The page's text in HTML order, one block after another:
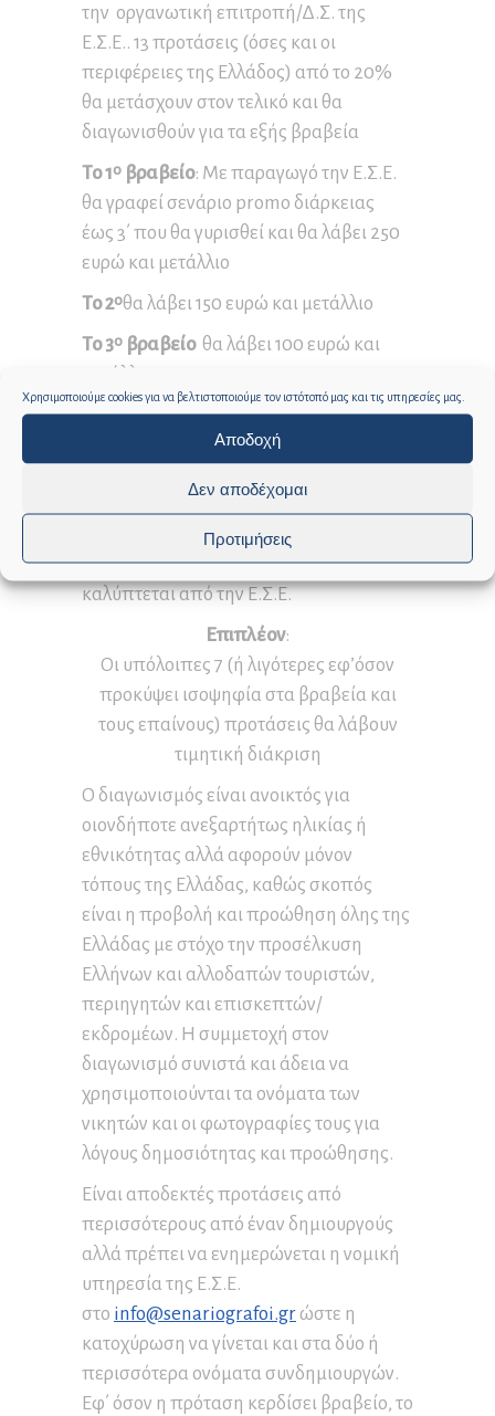
Χρησιμοποιούμε cookies για να βελτιστοποιούμε τον ιστότοπό μας και τις υπηρεσίες μας.
Αποδοχή
Δεν αποδέχομαι
Προτιμήσεις
την οργανωτική επιτροπή/Δ.Σ. της
Ε.Σ.Ε.. 13 προτάσεις (όσες και οι
περιφέρειες της Ελλάδος) από το 20%
θα μετάσχουν στον τελικό και θα
διαγωνισθούν για τα εξής βραβεία
Το 1ο βραβείο: Με παραγωγό την Ε.Σ.Ε.
θα γραφεί σενάριο promo διάρκειας
έως 3΄ που θα γυρισθεί και θα λάβει 250
ευρώ και μετάλλιο
Το 2οθα λάβει 150 ευρώ και μετάλλιο
Το 3ο βραβείοθα λάβει 100 ευρώ και
μετάλλιο
Τρεις έπαινοι
Οι τρεις αυτοί έπαινοι δικαιούνται να
επόμενο διαγωνισμό της Ε.Σ.Ε. άνευ
καταβολής του αντίστοιχου αντιτίμου
κατοχύρωσης καθώς αυτό θα
καλύπτεται από την Ε.Σ.Ε.
Επιπλέον:
Οι υπόλοιπες 7 (ή λιγότερες εφ’όσον
προκύψει ισοψηφία στα βραβεία και
τους επαίνους) προτάσεις θα λάβουν
τιμητική διάκριση
Ο διαγωνισμός είναι ανοικτός για
οιονδήποτε ανεξαρτήτως ηλικίας ή
εθνικότητας αλλά αφορούν μόνον
τόπους της Ελλάδας, καθώς σκοπός
είναι η προβολή και προώθηση όλης της
Ελλάδας με στόχο την προσέλκυση
Ελλήνων και αλλοδαπών τουριστών,
περιηγητών και επισκεπτών/
εκδρομέων. Η συμμετοχή στον
διαγωνισμό συνιστά και άδεια να
χρησιμοποιούνται τα ονόματα των
νικητών και οι φωτογραφίες τους για
λόγους δημοσιότητας και προώθησης.
Είναι αποδεκτές προτάσεις από
περισσότερους από έναν δημιουργούς
αλλά πρέπει να ενημερώνεται η νομική
υπηρεσία της Ε.Σ.Ε.
στο info@senariografoi.gr ώστε η
κατοχύρωση να γίνεται και στα δύο ή
περισσότερα ονόματα συνδημιουργών.
Εφ΄ όσον η πρόταση κερδίσει βραβείο, το